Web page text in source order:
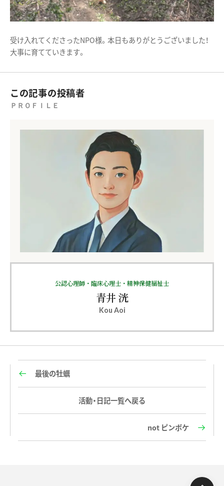
受け入れてくださったNPO様。本日もありがとうございました！
大事に育てていきます。
この記事の投稿者
ＰＲＯＦＩＬＥ
公認心理師・臨床心理士・精神保健福祉士
青井 洸
Kou Aoi
最後の牡蠣
活動・日記一覧へ戻る
not ピンボケ